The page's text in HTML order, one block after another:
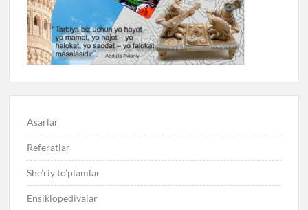
Asarlar
Referatlar
She’riy to’plamlar
Ensiklopediyalar